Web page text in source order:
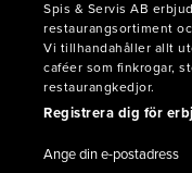
Spis & Servis AB
restaurangsortiment
Vi tillhandahåller allt
caféer som finkrogar,
restaurangkedjor.
Registrera dig för